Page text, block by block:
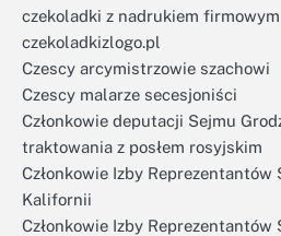
czekoladki z nadrukiem firmowym
czekoladkizlogo.pl
Czescy arcymistrzowie szachowi
Czescy malarze secesjoniści
Członkowie deputacji Sejmu
traktowania z posłem rosyjskim
Członkowie Izby
Kalifornii
Członkowie Izby